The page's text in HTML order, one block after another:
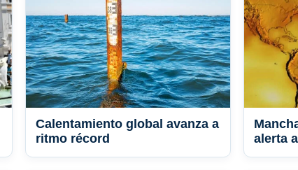
Calentamiento global avanza a
ritmo récord
alerta